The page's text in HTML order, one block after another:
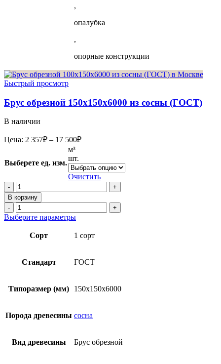
,
опалубка
,
опорные конструкции
Быстрый просмотр
Брус обрезной 150х150х6000 из сосны (ГОСТ)
В наличии
Цена: 2 357₽ – 17 500₽Диапазон
357₽
–
17
500₽
Выберете ед. изм.
м³
шт.
Очистить
Количество
товара
Брус
обрезной
150х150х6000
сосны
В корзину
Количество
товара
Брус
обрезной
150х150х6000
сосны
(ГОСТ)
Выберите параметрыЭтот
имеет
Опции
на
Сорт 1 сорт
Стандарт ГОСТ
Типоразмер (мм) 150х150х6000
Порода древесины сосна
Вид древесины Брус обрезной